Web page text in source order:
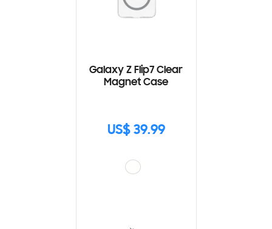
Galaxy Z Flip7 Clear
Magnet Case
US$ 39.99